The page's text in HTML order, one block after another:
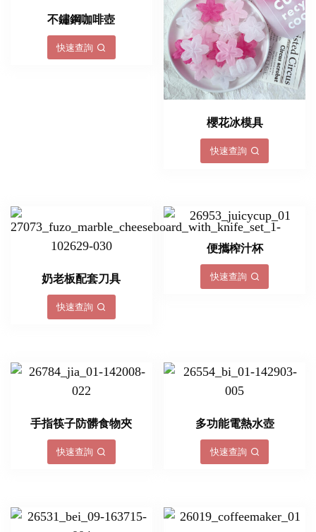
不鏽鋼咖啡壺
快速查詢
櫻花冰模具
快速查詢
奶老板配套刀具
快速查詢
便攜榨汁杯
快速查詢
手指筷子防髒食物夾
快速查詢
多功能電熱水壺
快速查詢